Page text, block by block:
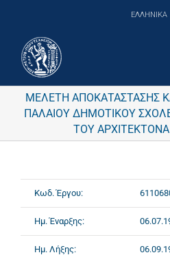
ΕΛΛΗΝΙΚΑ
ΜΕΛΕΤΗ ΑΠΟΚΑΤΑΣΤΑΣΗΣ
ΠΑΛΑΙΟΥ ΔΗΜΟΤΙΚΟΥ
ΤΟΥ
Κωδ. Έργου:
Ημ. Έναρξης:
Ημ. Λήξης: